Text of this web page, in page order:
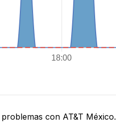
con AT&T México.